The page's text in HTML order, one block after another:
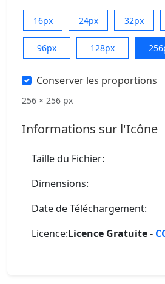
16px 24px 32px
96px 128px
Conserver les proportions
256 × 256 px
Informations sur l'Icône
Taille du Fichier:
Dimensions:
Date de Téléchargement:
Licence:Licence Gratuite -